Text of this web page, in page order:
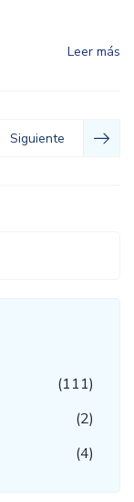
Leer más
Siguiente
(111)
(2)
(4)